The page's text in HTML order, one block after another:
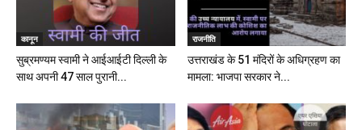
कानून
सुब्रमण्यम स्वामी ने आईआईटी दिल्ली के
साथ अपनी 47 साल पुरानी...
राजनीति
उत्तराखंड के 51 मंदिरों के अधिग्रहण का
मामला: भाजपा सरकार ने...